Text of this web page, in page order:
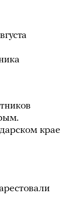
крае